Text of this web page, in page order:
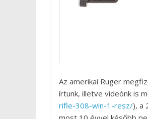
Az amerikai Ruger
írtunk, illetve videónk is
rifle-308-win-1-resz/), a